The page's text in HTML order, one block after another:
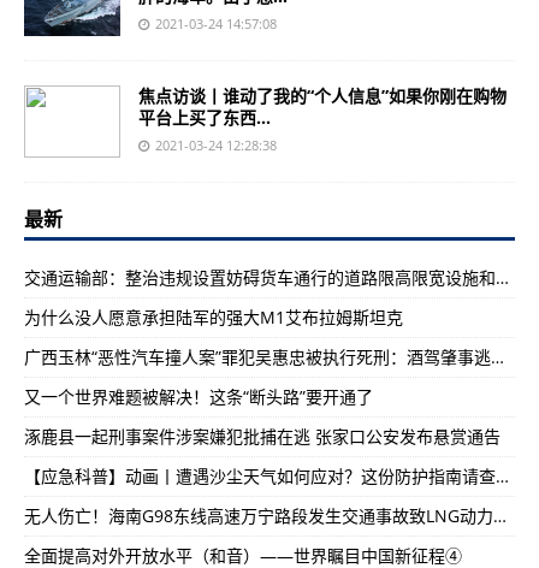
2021-03-24 14:57:08
焦点访谈丨谁动了我的“个人信息”如果你刚在购物
平台上买了东西...
2021-03-24 12:28:38
最新
交通运输部：整治违规设置妨碍货车通行的道路限高限宽设施和检查卡点
为什么没人愿意承担陆军的强大M1艾布拉姆斯坦克
广西玉林“恶性汽车撞人案”罪犯吴惠忠被执行死刑：酒驾肇事逃逸将伤者拖行致其死亡
又一个世界难题被解决！这条“断头路”要开通了
涿鹿县一起刑事案件涉案嫌犯批捕在逃 张家口公安发布悬赏通告
【应急科普】动画丨遭遇沙尘天气如何应对？这份防护指南请查收！
无人伤亡！海南G98东线高速万宁路段发生交通事故致LNG动力罐泄露
全面提高对外开放水平（和音）——世界瞩目中国新征程④